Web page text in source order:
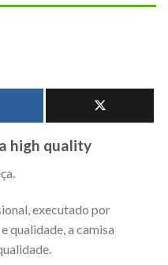
high quality
executado por
qualidade, a camisa